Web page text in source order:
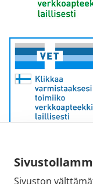
Sivuston
Sähköpostiosoite: